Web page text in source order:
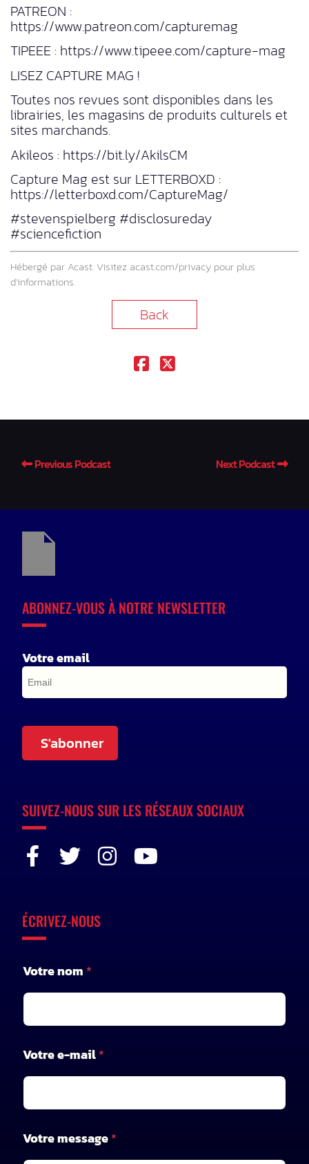
PATREON :
https://www.patreon.com/capturemag
TIPEEE : https://www.tipeee.com/capture-mag
LISEZ CAPTURE MAG !
Toutes nos revues sont disponibles dans les
librairies, les magasins de produits culturels et
sites marchands.
Akileos : https://bit.ly/AkilsCM
Capture Mag est sur LETTERBOXD :
https://letterboxd.com/CaptureMag/
#stevenspielberg #disclosureday
#sciencefiction
Hébergé par Acast. Visitez acast.com/privacy pour plus
d’informations.
Back
Previous Podcast Next Podcast
ABONNEZ-VOUS À NOTRE NEWSLETTER
Votre email
S'abonner
SUIVEZ-NOUS SUR LES RÉSEAUX SOCIAUX
ÉCRIVEZ-NOUS
Votre nom *
Votre e-mail*
o
t
Votre message*